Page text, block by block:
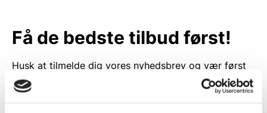
Få de bedste tilbud først!
Husk at tilmelde dig vores nyhedsbrev og vær først
til de bedste tilbud. Og bare rolig, vi spammer dig
ikke, men sender kun relevante tilbud og